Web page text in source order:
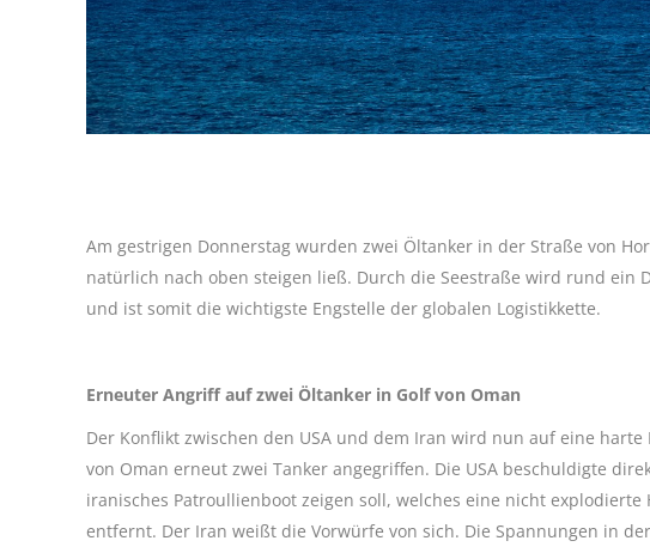
Am gestrigen Donnerstag wurden zwei Öltanker in der Straße von
natürlich nach oben steigen ließ. Durch die Seestraße wird rund
und ist somit die wichtigste Engstelle der globalen Logistikkette.
Erneuter Angriff auf zwei Öltanker in Golf von Oman
Der Konflikt zwischen den USA und dem Iran wird nun auf eine
von Oman erneut zwei Tanker angegriffen. Die USA beschuldigte
iranisches Patroullienboot zeigen soll, welches eine nicht
entfernt. Der Iran weißt die Vorwürfe von sich. Die Spannungen in